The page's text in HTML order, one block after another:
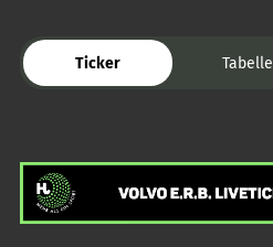
Ticker Tabelle